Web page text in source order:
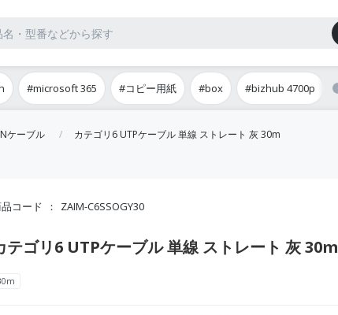
#microsoft 365 #コピー用紙 #box #bizhub 4700p
ケーブル カテゴリ6 UTPケーブル 単線 ストレート 灰 30m
コード ZAIM-C6SSOGY30
テゴリ6 UTPケーブル 単線 ストレート 灰 30m